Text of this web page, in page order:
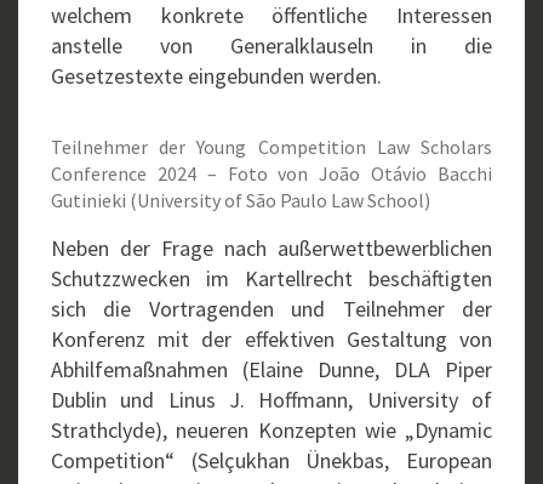
welchem konkrete öffentliche Interessen
anstelle von Generalklauseln in die
Gesetzestexte eingebunden werden.
Teilnehmer der Young Competition Law Scholars
Conference 2024 – Foto von João Otávio Bacchi
Gutinieki (University of São Paulo Law School)
Neben der Frage nach außerwettbewerblichen
Schutzzwecken im Kartellrecht beschäftigten
sich die Vortragenden und Teilnehmer der
Konferenz mit der effektiven Gestaltung von
Abhilfemaßnahmen (Elaine Dunne, DLA Piper
Dublin und Linus J. Hoffmann, University of
Strathclyde), neueren Konzepten wie „Dynamic
Competition“ (Selçukhan Ünekbas, European